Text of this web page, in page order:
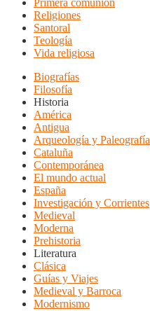
Primera comunión
Religiones
Santoral
Teología
Vida religiosa
Biografías
Filosofía
Historia
América
Antigua
Arqueología y Paleografía
Cataluña
Contemporánea
El mundo actual
España
Investigación y Corrientes
Medieval
Moderna
Prehistoria
Literatura
Clásica
Guías y Viajes
Medieval y Barroca
Modernismo